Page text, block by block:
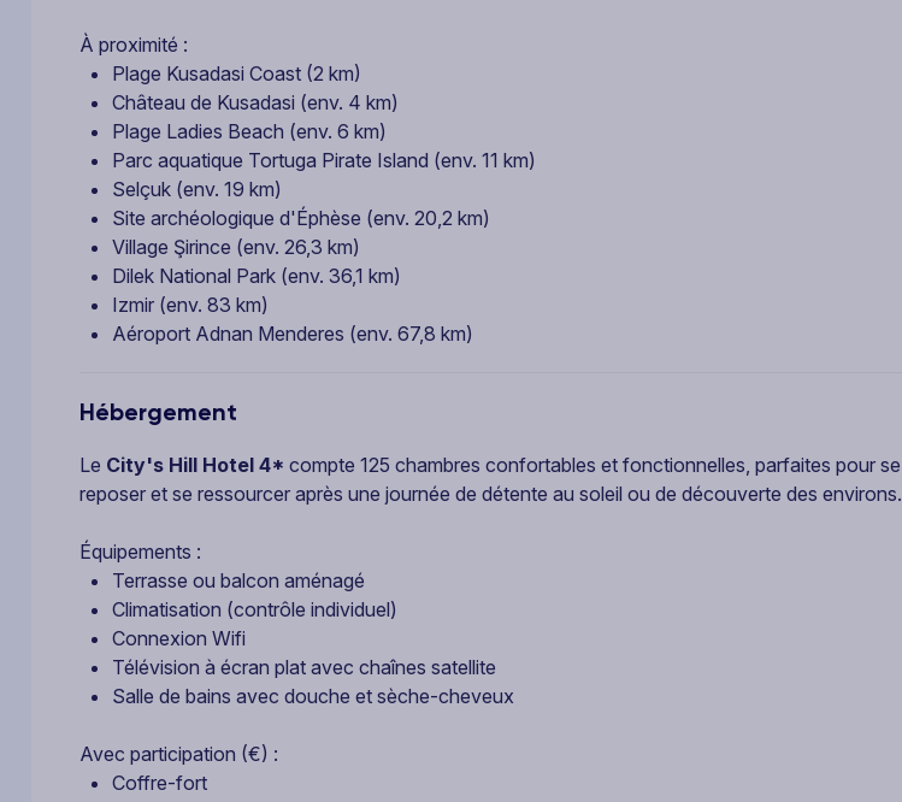
À proximité :
Plage Kusadasi Coast (2 km)
Château de Kusadasi (env. 4 km)
Plage Ladies Beach (env. 6 km)
Parc aquatique Tortuga Pirate Island (env. 11 km)
Selçuk (env. 19 km)
Site archéologique d'Éphèse (env. 20,2 km)
Village Şirince (env. 26,3 km)
Dilek National Park (env. 36,1 km)
Izmir (env. 83 km)
Aéroport Adnan Menderes (env. 67,8 km)
Hébergement
Le City's Hill Hotel 4* compte 125 chambres confortables et fonctionnelles, parfaites pour se
reposer et se ressourcer après une journée de détente au soleil ou de découverte des environs.
Équipements :
Terrasse ou balcon aménagé
Climatisation (contrôle individuel)
Connexion Wifi
Télévision à écran plat avec chaînes satellite
Salle de bains avec douche et sèche-cheveux
Avec participation (€) :
Coffre-fort